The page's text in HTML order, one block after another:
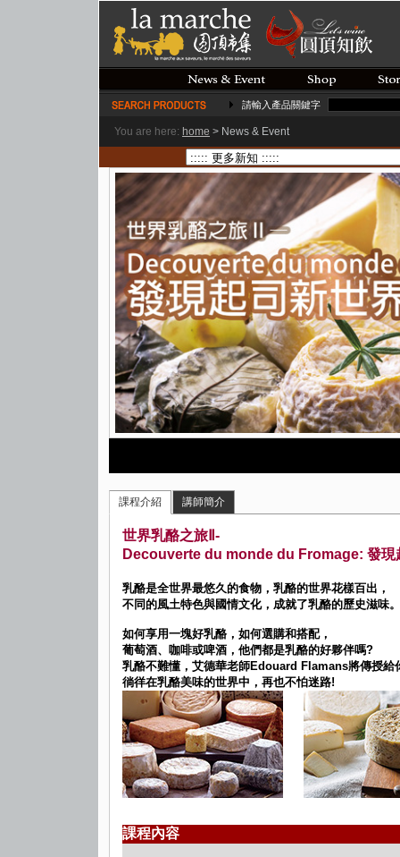
請輸入產品關鍵字
You are here: home > News & Event
課程介紹 講師簡介
世界乳酪之旅Ⅱ-
Decouverte du monde du Fromage: 發現
乳酪是全世界最悠久的食物，乳酪的世界花樣百出，
不同的風土特色與國情文化，成就了乳酪的歷史滋味。
如何享用一塊好乳酪，如何選購和搭配，
葡萄酒、咖啡或啤酒，他們都是乳酪的好夥伴嗎?
乳酪不難懂，艾德華老師Edouard Flamans將傳授給
徜徉在乳酪美味的世界中，再也不怕迷路!
課程內容